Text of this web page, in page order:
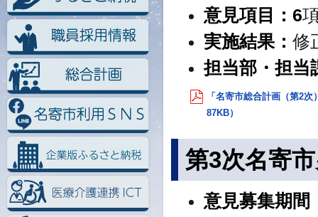
意見項目
： 6
実施結果： 修
担当部・担当
「名寄市総合計画（第2
87KB）
第3次名寄
意見募集期間